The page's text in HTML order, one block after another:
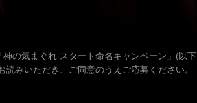
の気まぐれ スタート命名キャンペーン」(以下
みいただき、ご同意のうえご応募ください。